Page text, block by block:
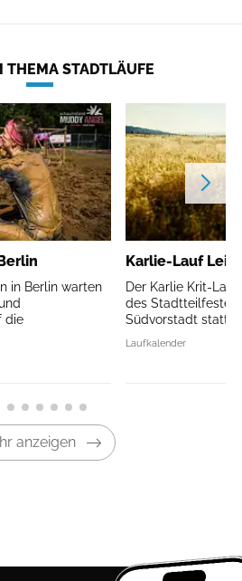
THEMA STADTLÄUFE
in Berlin warten
die
Karlie-Lauf
Der Karlie Krit-
des Stadtteilfestes
Südvorstadt statt.
Laufkalender
anzeigen